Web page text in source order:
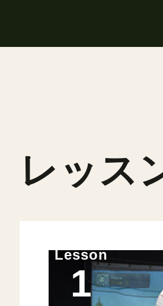
レッス
Lesson
1